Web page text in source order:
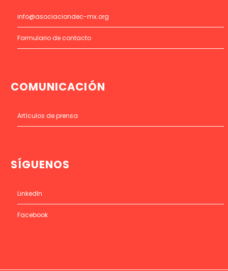
info@asociaciondec-mx.org
Formulario de contacto
COMUNICACIÓN
Artículos de prensa
SÍGUENOS
LinkedIn
Facebook